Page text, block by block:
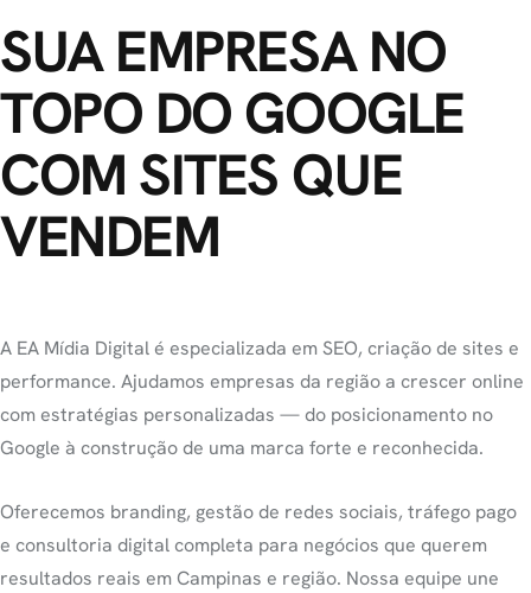
SUA EMPRESA NO
TOPO DO GOOGLE
COM SITES QUE
VENDEM
A EA Mídia Digital é especializada em SEO, criação de sites e
performance. Ajudamos empresas da região a crescer online
com estratégias personalizadas — do posicionamento no
Google à construção de uma marca forte e reconhecida.
Oferecemos branding, gestão de redes sociais, tráfego pago
e consultoria digital completa para negócios que querem
resultados reais em Campinas e região. Nossa equipe une